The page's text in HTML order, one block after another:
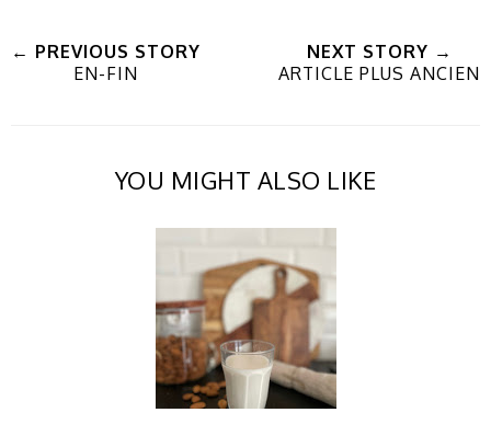
← PREVIOUS STORY
EN-FIN
NEXT STORY →
ARTICLE PLUS ANCIEN
YOU MIGHT ALSO LIKE